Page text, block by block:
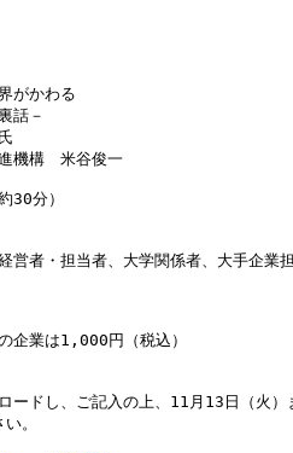
がかわる
話－
機構　米谷俊一
分）
営者・担当者、大学関係者、大手企業
企業は1,000円（税込）
ードし、ご記入の上、11月13日（火）
。